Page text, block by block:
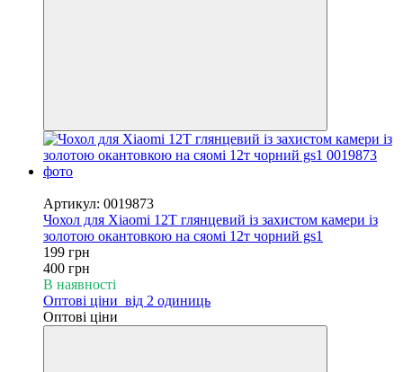
Артикул: 0019873
Чохол для Xiaomi 12T глянцевий із захистом камери із
золотою окантовкою на сяомі 12т чорний gs1
199 грн
400 грн
В наявності
Оптові ціни від 2 одиниць
Оптові ціни